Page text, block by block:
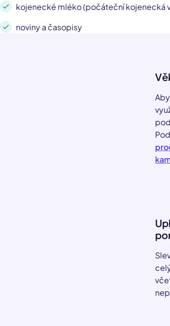
kojenecké mléko (počáteční kojenecká
noviny a časopisy